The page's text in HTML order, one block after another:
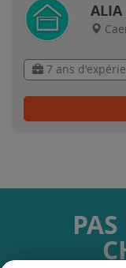
ALIA
7 ans